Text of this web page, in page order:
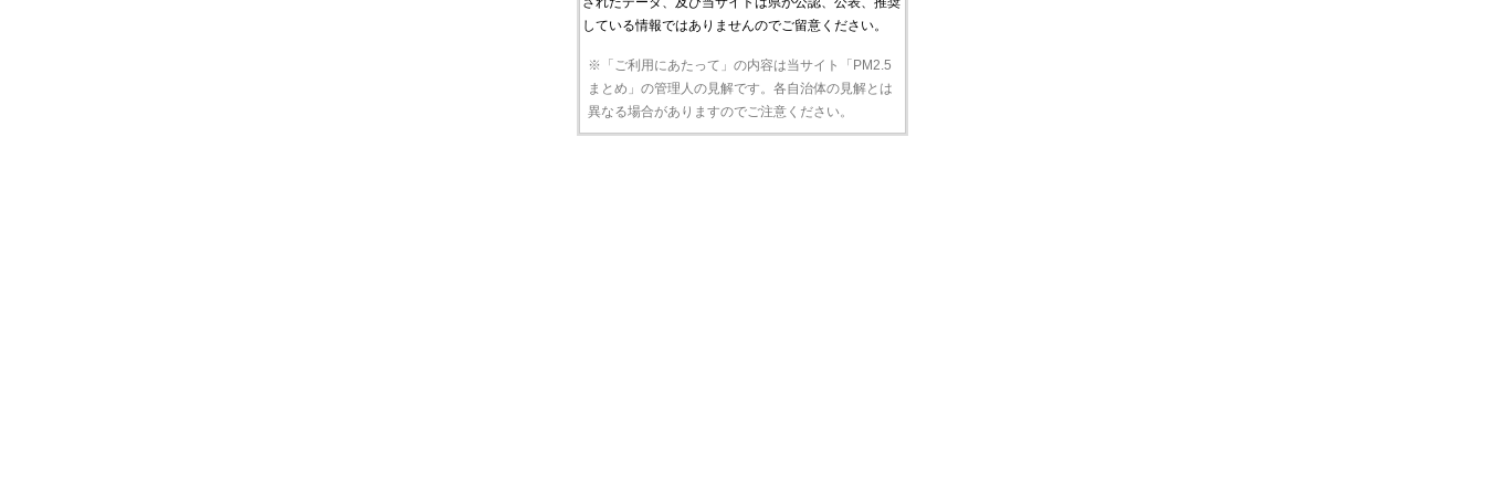
している情報ではありませんのでご留意ください。
※「ご利用にあたって」の内容は当サイト「PM2.5
まとめ」の管理人の見解です。各自治体の見解とは
異なる場合がありますのでご注意ください。